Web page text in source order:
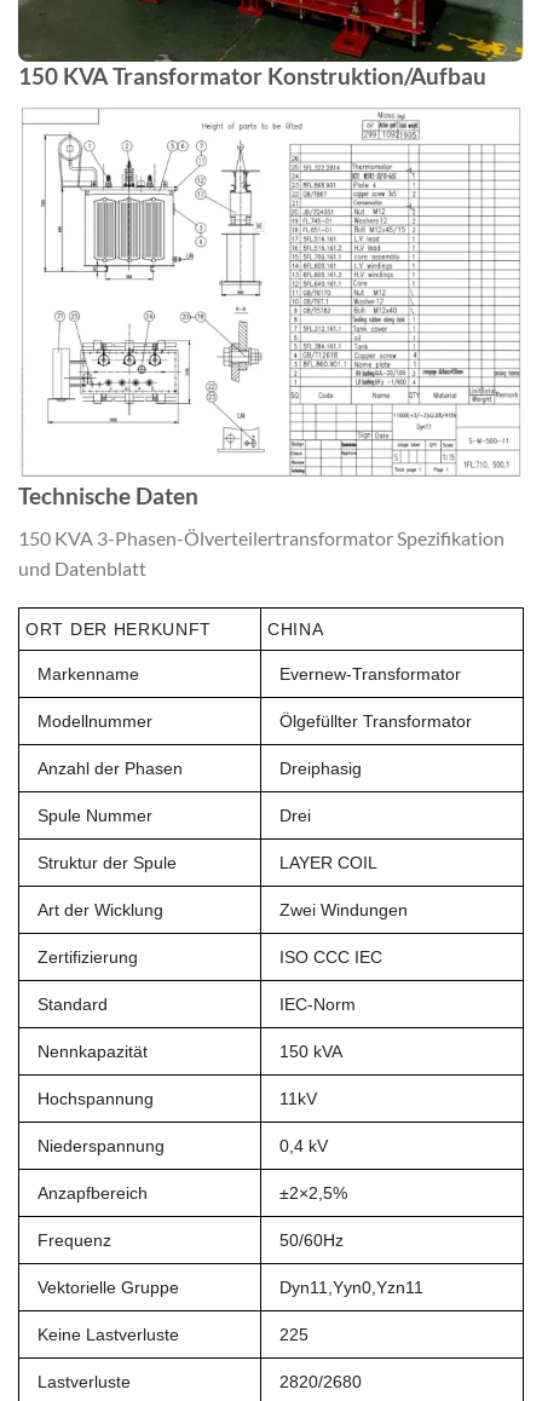
150 KVA Transformator Konstruktion/Aufbau
Technische Daten
150 KVA 3-Phasen-Ölverteilertransformator Spezifikation
und Datenblatt
ORT DER HERKUNFT CHINA
Markenname Evernew-Transformator
Modellnummer Ölgefüllter Transformator
Anzahl der Phasen Dreiphasig
Spule Nummer Drei
Struktur der Spule LAYER COIL
Art der Wicklung Zwei Windungen
Zertifizierung ISO CCC IEC
Standard IEC-Norm
Nennkapazität 150 kVA
Hochspannung 11kV
Niederspannung 0,4 kV
Anzapfbereich ±2×2,5%
Frequenz 50/60Hz
Vektorielle Gruppe Dyn11,Yyn0,Yzn11
Keine Lastverluste 225
Lastverluste 2820/2680